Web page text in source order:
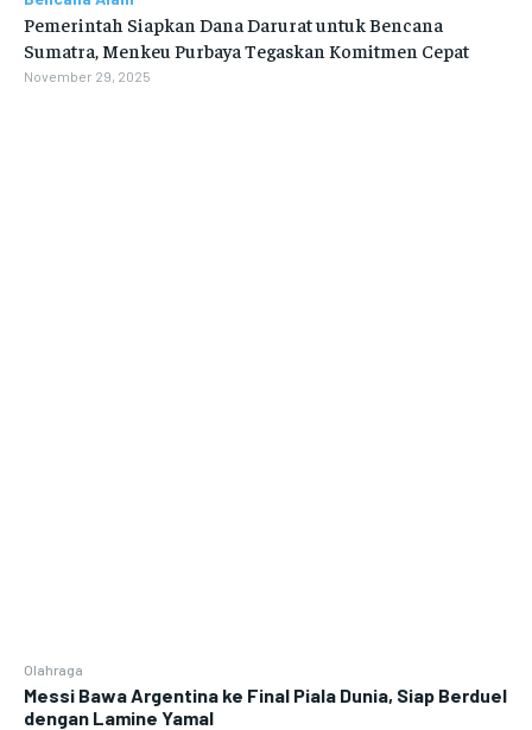
Olahraga
Messi Bawa Argentina ke Final Piala Dunia, Siap Berduel
dengan Lamine Yamal
Pemerintah Siapkan Dana Darurat untuk Bencana
Sumatra, Menkeu Purbaya Tegaskan Komitmen Cepat
November 29, 2025